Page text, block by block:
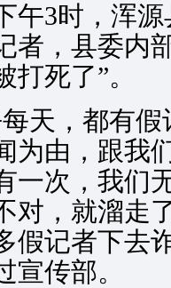
3时，浑源
者，县委内
打死了”。
，都有假
为由，跟我
一次，我们
对，就溜走
假记者下去
宣传部。